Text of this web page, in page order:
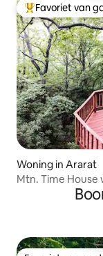
Topfavoriet van
Favoriet van
Woning in Ararat